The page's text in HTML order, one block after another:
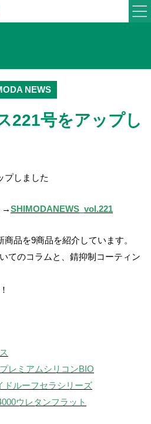
NEWS
221号をアップし
プしました
→SHIMODANEWS_vol.221
商品を9商品を紹介しています。
てのコラムと、錆抑制コーティン
レミアムシリコンBIO
ドルーフセラシリーズ
ウレタンフラット